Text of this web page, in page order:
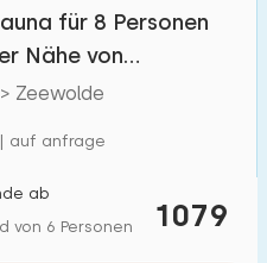
für 8 Personen
Nähe von
Zeewolde
| auf anfrage
1079
ab
von 6 Personen